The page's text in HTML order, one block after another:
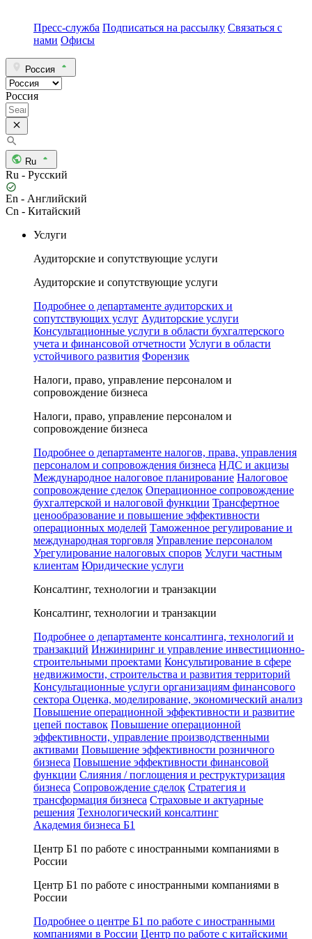
Пресс-служба Подписаться на рассылку Связаться с
нами Офисы
Россия
Россия
Ru
Ru - Русский
En - Английский
Cn - Китайский
Услуги
Аудиторские и сопутствующие услуги
Аудиторские и сопутствующие услуги
Подробнее о департаменте аудиторских и
сопутствующих услуг Аудиторские услуги
Консультационные услуги в области бухгалтерского
учета и финансовой отчетности Услуги в области
устойчивого развития Форензик
Налоги, право, управление персоналом и
сопровождение бизнеса
Налоги, право, управление персоналом и
сопровождение бизнеса
Подробнее о департаменте налогов, права, управления
персоналом и сопровождения бизнеса НДС и акцизы
Международное налоговое планирование Налоговое
сопровождение сделок Операционное сопровождение
бухгалтерской и налоговой функции Трансфертное
ценообразование и повышение эффективности
операционных моделей Таможенное регулирование и
международная торговля Управление персоналом
Урегулирование налоговых споров Услуги частным
клиентам Юридические услуги
Консалтинг, технологии и транзакции
Консалтинг, технологии и транзакции
Подробнее о департаменте консалтинга, технологий и
транзакций Инжиниринг и управление инвестиционно-
строительными проектами Консультирование в сфере
недвижимости, строительства и развития территорий
Консультационные услуги организациям финансового
сектора Оценка, моделирование, экономический анализ
Повышение операционной эффективности и развитие
цепей поставок Повышение операционной
эффективности, управление производственными
активами Повышение эффективности розничного
бизнеса Повышение эффективности финансовой
функции Слияния / поглощения и реструктуризация
бизнеса Сопровождение сделок Стратегия и
трансформация бизнеса Страховые и актуарные
решения Технологический консалтинг
Академия бизнеса Б1
Центр Б1 по работе с иностранными компаниями в
России
Центр Б1 по работе с иностранными компаниями в
России
Подробнее о центре Б1 по работе с иностранными
компаниями в России Центр по работе с китайскими